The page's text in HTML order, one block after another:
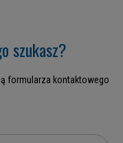
szukasz?
formularza kontaktowego